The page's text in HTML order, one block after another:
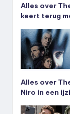
Alles over
keert terug
Alles over
Niro in een